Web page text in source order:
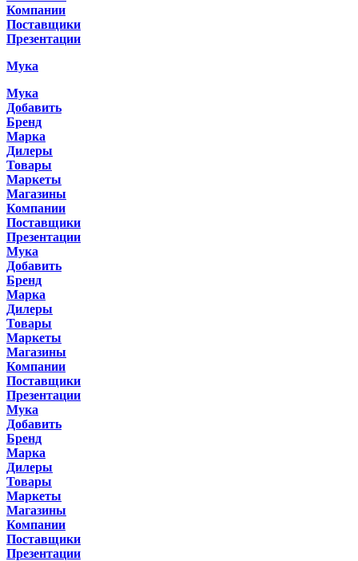
Компании
Поставщики
Презентации
Мука
Мука
Добавить
Бренд
Марка
Дилеры
Товары
Маркеты
Магазины
Компании
Поставщики
Презентации
Мука
Добавить
Бренд
Марка
Дилеры
Товары
Маркеты
Магазины
Компании
Поставщики
Презентации
Мука
Добавить
Бренд
Марка
Дилеры
Товары
Маркеты
Магазины
Компании
Поставщики
Презентации